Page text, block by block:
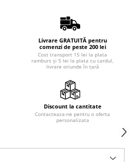
Livrare GRATUITĂ pentru
comenzi de peste 200 lei
Cost transport 15 lei la plata
ramburs și 5 lei la plata cu cardul,
livrare oriunde în țară
Discount la cantitate
Contacteaza-ne pentru o oferta
personalizata